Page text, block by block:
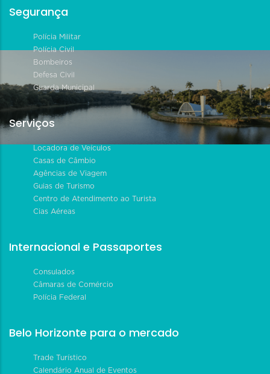
Segurança
Polícia Militar
Polícia Civil
Bombeiros
Defesa Civil
Guarda Municipal
Serviços
Locadora de Veículos
Casas de Câmbio
Agências de Viagem
Guias de Turismo
Centro de Atendimento ao Turista
Cias Aéreas
Internacional e Passaportes
Consulados
Câmaras de Comércio
Polícia Federal
Belo Horizonte para o mercado
Trade Turístico
Calendário Anual de Eventos